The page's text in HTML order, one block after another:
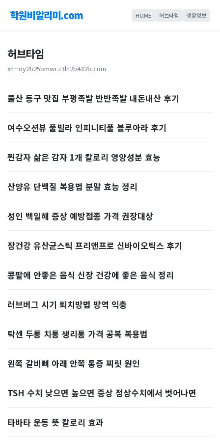
학원비알리미.com HOME 허브타임 생활정보
허브타임
xn--oy2b25bmwcz3ln2b432b.com
울산 동구 맛집 부평족발 반반족발 내돈내산 후기
여수오션뷰 풀빌라 인피니티풀 블루아라 후기
찐감자 삶은 감자 1개 칼로리 영양성분 효능
산양유 단백질 복용법 분말 효능 정리
성인 백일해 증상 예방접종 가격 권장대상
장건강 유산균스틱 프리앤프로 신바이오틱스 후기
콩팥에 안좋은 음식 신장 건강에 좋은 음식 정리
러브버그 시기 퇴치방법 방역 익충
탁센 두통 치통 생리통 가격 공복 복용법
왼쪽 갈비뼈 아래 안쪽 통증 찌릿 원인
TSH 수치 낮으면 높으면 증상 정상수치에서 벗어나면
타바타 운동 뜻 칼로리 효과